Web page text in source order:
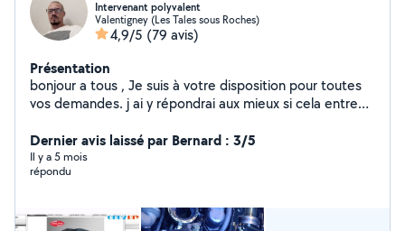
Intervenant polyvalent
Valentigney (Les Tales sous Roches)
4,9/5 (79 avis)
Présentation
bonjour a tous , Je suis à votre disposition pour toutes
vos demandes. j ai y répondrai aux mieux si cela entre
Dernier avis laissé par Bernard : 3/5
Il y a 5 mois
répondu